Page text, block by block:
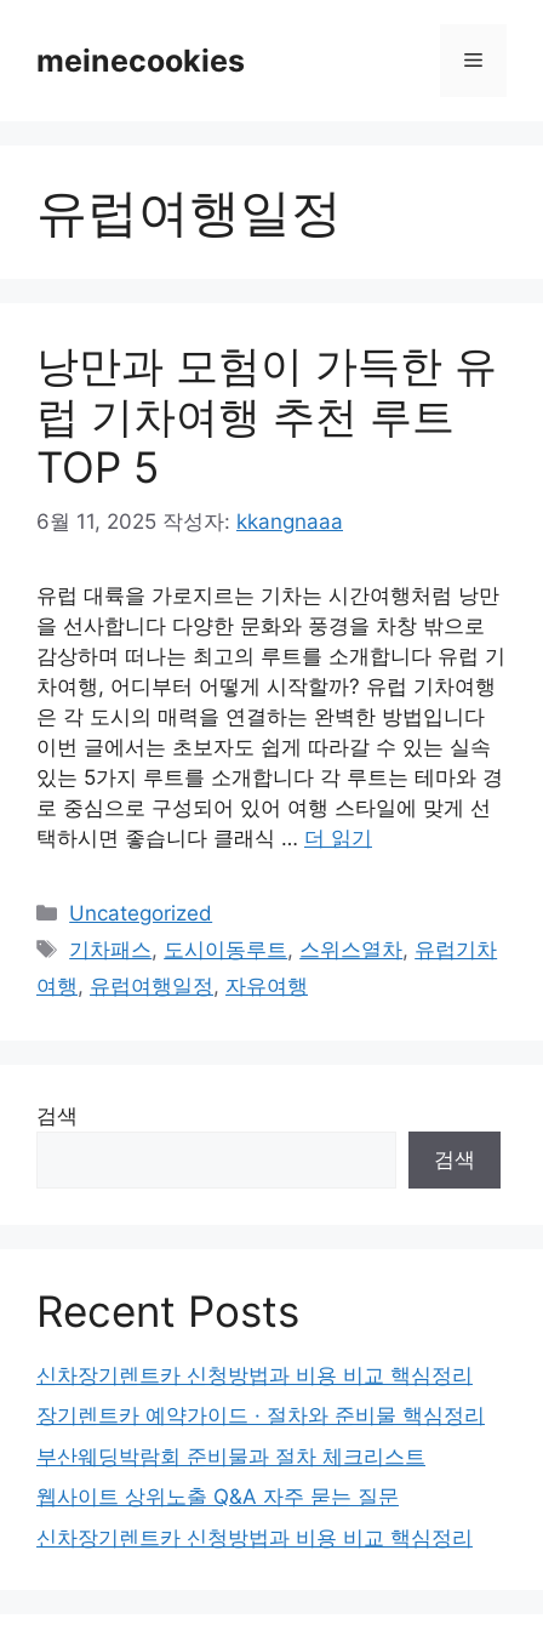
meinecookies 메
유럽여행일정
낭만과 모험이 가득한 유
럽 기차여행 추천 루트
TOP 5
6월 11, 2025 작성자: kkangnaaa
유럽 대륙을 가로지르는 기차는 시간여행처럼 낭만
을 선사합니다 다양한 문화와 풍경을 차창 밖으로
감상하며 떠나는 최고의 루트를 소개합니다 유럽 기
차여행, 어디부터 어떻게 시작할까? 유럽 기차여행
은 각 도시의 매력을 연결하는 완벽한 방법입니다
이번 글에서는 초보자도 쉽게 따라갈 수 있는 실속
있는 5가지 루트를 소개합니다 각 루트는 테마와 경
로 중심으로 구성되어 있어 여행 스타일에 맞게 선
택하시면 좋습니다 클래식 … 더 읽기
카
테
고
리
Uncategorized
태
그
기차패스, 도시이동루트 , 스위스열차, 유럽기차
여행 , 유럽여행일정 , 자유여행
검색
검색
Recent Posts
신차장기렌트카 신청방법과 비용 비교 핵심정리
장기렌트카 예약가이드 · 절차와 준비물 핵심정리
부산웨딩박람회 준비물과 절차 체크리스트
웹사이트 상위노출 Q&A 자주 묻는 질문
신차장기렌트카 신청방법과 비용 비교 핵심정리